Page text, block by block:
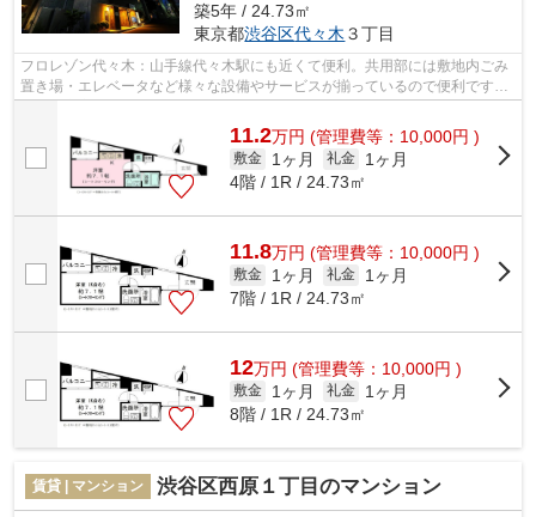
築5年 / 24.73㎡
東京都渋谷区代々木 ３丁目
フロレゾン代々木：山手線代々木駅にも近くて便利。共用部には敷地内ごみ
置き場・エレベータなど様々な設備やサービスが揃っているので便利です。
11.2万円 (管理費等：10,000円 )
敷金 1ヶ月 礼金
1ヶ月
4階 / 1R / 24.73㎡
11.8万円 (管理費等：10,000円 )
敷金 1ヶ月 礼金
1ヶ月
7階 / 1R / 24.73㎡
12万円 (管理費等：10,000円 )
敷金 1ヶ月 礼金
1ヶ月
8階 / 1R / 24.73㎡
賃貸 | マンション 渋谷区西原１丁目のマンション